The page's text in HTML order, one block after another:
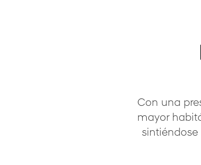
Con una
mayor